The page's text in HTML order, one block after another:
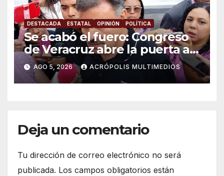
DESTACADA ESTATAL OPINIÓN POLÍTICA
Se acabó el fuero: Congreso
de Veracruz abre la puerta a
proceso penal contra alcalde
de Úrsulo Galván
AGO 5, 2026 ACRÓPOLIS MULTIMEDIOS
Deja un comentario
Tu dirección de correo electrónico no será
publicada. Los campos obligatorios están